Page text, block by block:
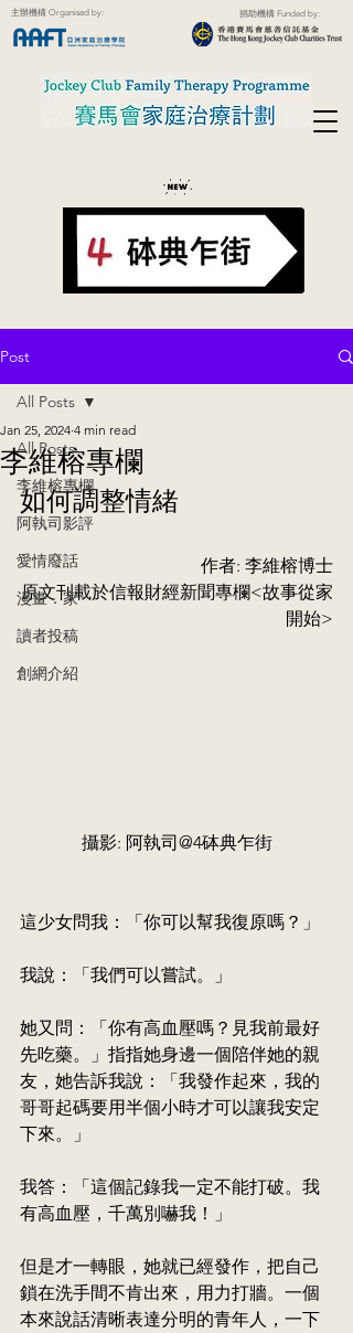
主辦機構 Organised by: 捐助機構 Funded by:
Post
All Posts
李維榕專欄
阿執司影評
愛情廢話
漫畫．家
讀者投稿
創網介紹
All Posts
李維榕專欄
Jan 25, 2024 4 min read
如何調整情緒
作者: 李維榕博士
原⽂刊載於信報財經新聞專欄<故事從家
開始>
攝影: 阿執司@4砵典乍街
這少女問我：「你可以幫我復原嗎？」
我說：「我們可以嘗試。」
她又問：「你有高血壓嗎？見我前最好
先吃藥。」指指她身邊一個陪伴她的親
友，她告訴我說：「我發作起來，我的
哥哥起碼要用半個小時才可以讓我安定
下來。」
我答：「這個記錄我一定不能打破。我
有高血壓，千萬別嚇我！」
但是才一轉眼，她就已經發作，把自己
鎖在洗手間不肯出來，用力打牆。一個
本來說話清晰表達分明的青年人，一下